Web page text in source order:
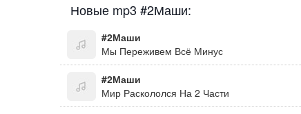
Новые mp3 #2Маши:
#2Маши
Мы Переживем Всё Минус
#2Маши
Мир Раскололся На 2 Части